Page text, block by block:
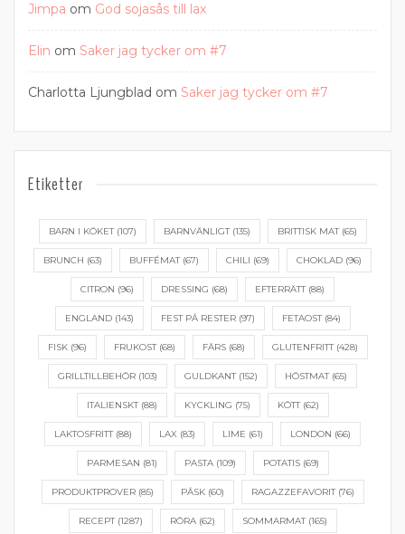
Jimpa om God sojasås till lax
Elin om Saker jag tycker om #7
Charlotta Ljungblad om Saker jag tycker om #7
Etiketter
BARN I KÖKET(107) BARNVÄNLIGT(135) BRITTISK MAT(65)
BRUNCH (63) BUFFÉMAT(67) CHILI (69) CHOKLAD (96)
CITRON (96) DRESSING (68) EFTERRÄTT(88)
ENGLAND(143) FEST PÅ RESTER(97) FETAOST(84)
FISK(96) FRUKOST(68) FÄRS(68) GLUTENFRITT(428)
GRILLTILLBEHÖR (103) GULDKANT(152) HÖSTMAT(65)
ITALIENSKT(88) KYCKLING (75) KÖTT(62)
LAKTOSFRITT(88) LAX (83) LIME (61) LONDON (66)
PARMESAN (81) PASTA(109) POTATIS(69)
PRODUKTPROVER(85) PÅSK(60) RAGAZZEFAVORIT(76)
RECEPT(1287) RÖRA(62) SOMMARMAT(165)